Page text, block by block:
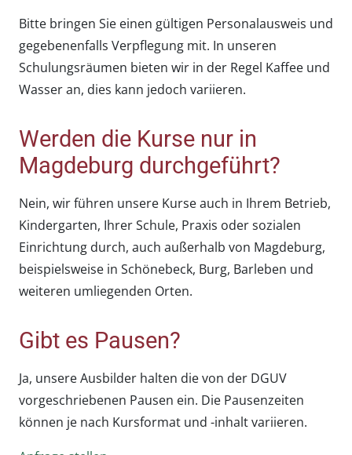
Bitte bringen Sie einen gültigen Personalausweis und
gegebenenfalls Verpflegung mit. In unseren
Schulungsräumen bieten wir in der Regel Kaffee und
Wasser an, dies kann jedoch variieren.
Werden die Kurse nur in
Magdeburg durchgeführt?
Nein, wir führen unsere Kurse auch in Ihrem Betrieb,
Kindergarten, Ihrer Schule, Praxis oder sozialen
Einrichtung durch, auch außerhalb von Magdeburg,
beispielsweise in Schönebeck, Burg, Barleben und
weiteren umliegenden Orten.
Gibt es Pausen?
Ja, unsere Ausbilder halten die von der DGUV
vorgeschriebenen Pausen ein. Die Pausenzeiten
können je nach Kursformat und -inhalt variieren.